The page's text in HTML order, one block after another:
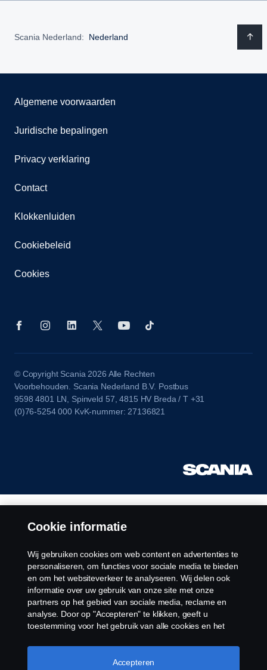
Scania Nederland: Nederland
Algemene voorwaarden
Juridische bepalingen
Privacy verklaring
Contact
Klokkenluiden
Cookiebeleid
Cookies
© Copyright Scania 2026 Alle Rechten
Voorbehouden. Scania Nederland B.V. Postbus
9598 4801 LN, Spinveld 57, 4815 HV Breda / T +31
(0)76-5254 000 KvK-nummer: 27136821
Cookie informatie
Wij gebruiken cookies om web content en advertenties te
personaliseren, om functies voor sociale media te bieden
en om het websiteverkeer te analyseren. Wij delen ook
informatie over uw gebruik van onze site met onze
partners op het gebied van sociale media, reclame en
analyse. Door op "Accepteren" te klikken, geeft u
toestemming voor het gebruik van alle cookies en het
door op "Cookie Instellingen" te klikken en de
categorieën te selecteren die u wilt accepteren. Voor een
Accepteren